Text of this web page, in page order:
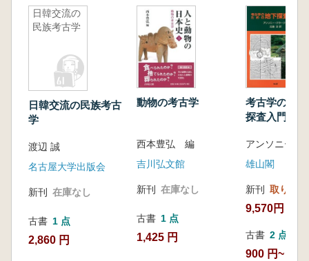
・発掘で出会ったペルーの驚くべき食文化
・のんびり屋のヒッチハイク強盗―考古学者が
・副隊長は魔女―でも憑りつかれ、お祓いされ
・発掘調査を始めるまでの手続き―慢心したら
調査期間が半分に
・政治もこわい―考古学者の派閥と下剋上
・どろぼうの町で旋盤工を探せ
・遺跡が怖くなるとき
1日の発掘スケジュール ペルー編
日韓交流の
民族考古学
日韓交流の民族考古
学
渡辺 誠
名古屋大学出版会
新刊 在庫なし
古書 1 点
2,860 円
動物の考古学
西本豊弘 編
吉川弘文館
新刊 在庫なし
古書 1 点
1,425 円
考古学のた
探査入門
雄山閣
新刊 取り寄せ
9,570円
古書 2 点
900 円~